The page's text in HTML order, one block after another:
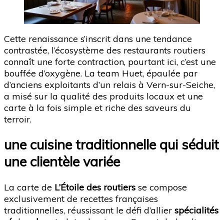
Cette renaissance s’inscrit dans une tendance
contrastée, l’écosystème des restaurants routiers
connaît une forte contraction, pourtant ici, c’est une
bouffée d’oxygène. La team Huet, épaulée par
d’anciens exploitants d’un relais à Vern-sur-Seiche,
a misé sur la qualité des produits locaux et une
carte à la fois simple et riche des saveurs du
terroir.
une cuisine traditionnelle qui séduit
une clientèle variée
La carte de L’Étoile des routiers se compose
exclusivement de recettes françaises
traditionnelles, réussissant le défi d’allier spécialités